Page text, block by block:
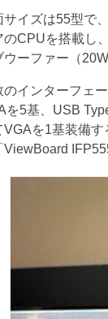
イズは55型で
のCPUを搭載し
ウーファー（
インターフェ
を5基、USB
VGAを1基装備
ViewBoard